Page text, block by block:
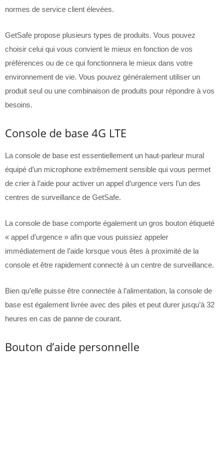
normes de service client élevées.
GetSafe propose plusieurs types de produits. Vous pouvez
choisir celui qui vous convient le mieux en fonction de vos
préférences ou de ce qui fonctionnera le mieux dans votre
environnement de vie. Vous pouvez généralement utiliser un
produit seul ou une combinaison de produits pour répondre à vos
besoins.
Console de base 4G LTE
La console de base est essentiellement un haut-parleur mural
équipé d’un microphone extrêmement sensible qui vous permet
de crier à l’aide pour activer un appel d’urgence vers l’un des
centres de surveillance de GetSafe.
La console de base comporte également un gros bouton étiqueté
« appel d’urgence » afin que vous puissiez appeler
immédiatement de l’aide lorsque vous êtes à proximité de la
console et être rapidement connecté à un centre de surveillance.
Bien qu’elle puisse être connectée à l’alimentation, la console de
base est également livrée avec des piles et peut durer jusqu’à 32
heures en cas de panne de courant.
Bouton d’aide personnelle